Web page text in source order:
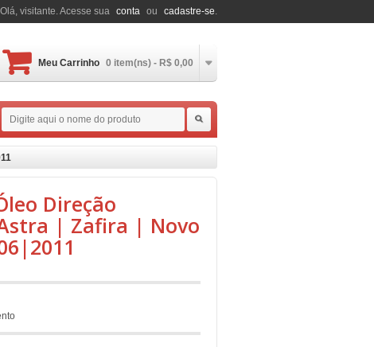
Olá, visitante. Acesse sua conta ou cadastre-se.
Meu Carrinho 0 item(ns) - R$ 0,00
Direção
| Zafira | Novo